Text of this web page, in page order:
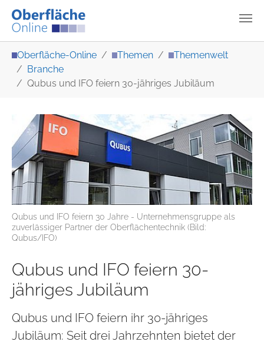
Oberfläche-Online Themen
Themenwelt
Branche
Qubus und IFO feiern 30-jähriges Jubiläum
Qubus und IFO feiern 30 Jahre - Unternehmensgruppe als
zuverlässiger Partner der Oberflächentechnik (Bild:
Qubus/IFO)
Qubus und IFO feiern 30-
jähriges Jubiläum
Qubus und IFO feiern ihr 30-jähriges
Jubiläum: Seit drei Jahrzehnten bietet der